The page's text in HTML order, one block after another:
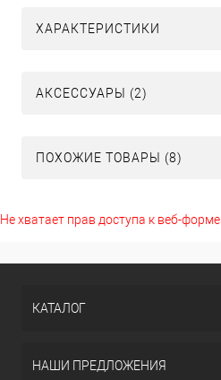
ХАРАКТЕРИСТИКИ
АКСЕССУАРЫ (2)
ПОХОЖИЕ ТОВАРЫ (8)
Не хватает прав доступа к веб-форме.
КАТАЛОГ
НАШИ ПРЕДЛОЖЕНИЯ